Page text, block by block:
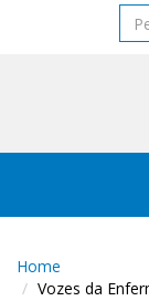
Home
Vozes da